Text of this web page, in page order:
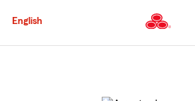
al
English